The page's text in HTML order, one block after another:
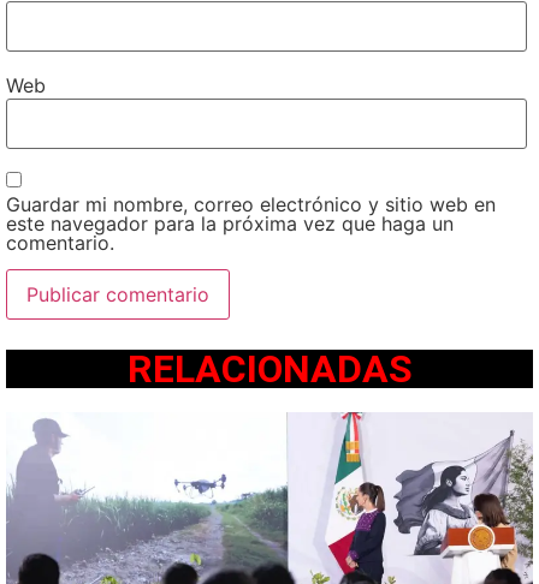
Web
Guardar mi nombre, correo electrónico y sitio web en
este navegador para la próxima vez que haga un
comentario.
RELACIONADAS